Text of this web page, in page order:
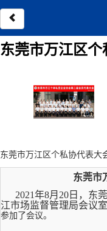
东莞市万江区
东莞市万江区个私协代表大
东莞市
2021年8月 20 日，东
江市场监督管理局会议室
参加了会议。